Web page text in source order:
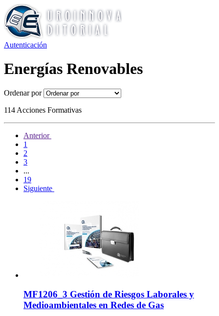
Autenticación
Energías Renovables
Ordenar por
114 Acciones Formativas
Anterior
1
2
3
...
19
Siguiente
MF1206_3 Gestión de Riesgos Laborales y
Medioambientales en Redes de Gas